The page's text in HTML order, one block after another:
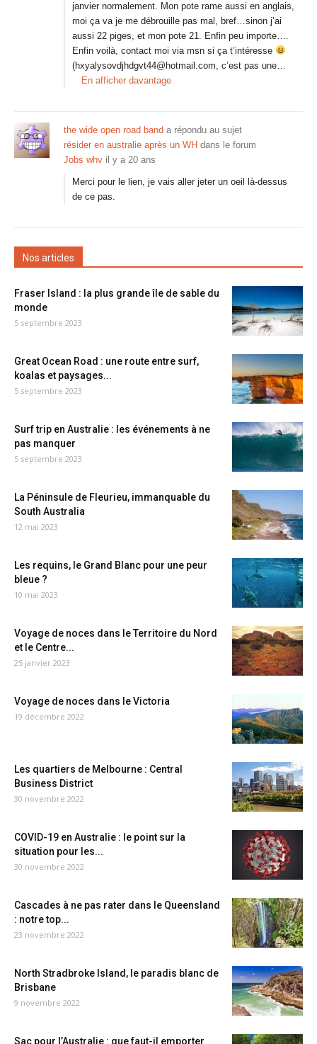
janvier normalement. Mon pote rame aussi en anglais,
moi ça va je me débrouille pas mal, bref…sinon j’ai
aussi 22 piges, et mon pote 21. Enfin peu importe….
Enfin voilà, contact moi via msn si ça t’intéresse
(hxyalysovdjhdgvt44@hotmail.com, c’est pas une…
En afficher davantage
the wide open road band a répondu au sujet
résider en australie après un WH dans le forum
Jobs whv il y a 20 ans
Merci pour le lien, je vais aller jeter un oeil là-dessus
de ce pas.
Nos articles
Fraser Island : la plus grande île de sable du
monde
5 septembre 2023
Great Ocean Road : une route entre surf,
koalas et paysages...
5 septembre 2023
Surf trip en Australie : les événements à ne
pas manquer
5 septembre 2023
La Péninsule de Fleurieu, immanquable du
South Australia
12 mai 2023
Les requins, le Grand Blanc pour une peur
bleue ?
10 mai 2023
Voyage de noces dans le Territoire du Nord
et le Centre...
25 janvier 2023
Voyage de noces dans le Victoria
19 décembre 2022
Les quartiers de Melbourne : Central
Business District
30 novembre 2022
COVID-19 en Australie : le point sur la
situation pour les...
30 novembre 2022
Cascades à ne pas rater dans le Queensland
: notre top...
23 novembre 2022
North Stradbroke Island, le paradis blanc de
Brisbane
9 novembre 2022
Sac pour l’Australie : que faut-il emporter